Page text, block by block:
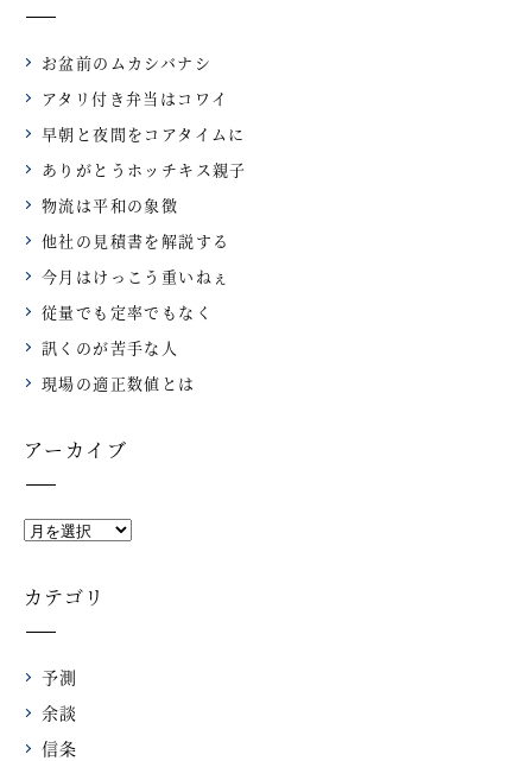
お盆前のムカシバナシ
アタリ付き弁当はコワイ
早朝と夜間をコアタイムに
ありがとうホッチキス親子
物流は平和の象徴
他社の見積書を解説する
今月はけっこう重いねぇ
従量でも定率でもなく
訊くのが苦手な人
現場の適正数値とは
アーカイブ
カテゴリ
予測
余談
信条